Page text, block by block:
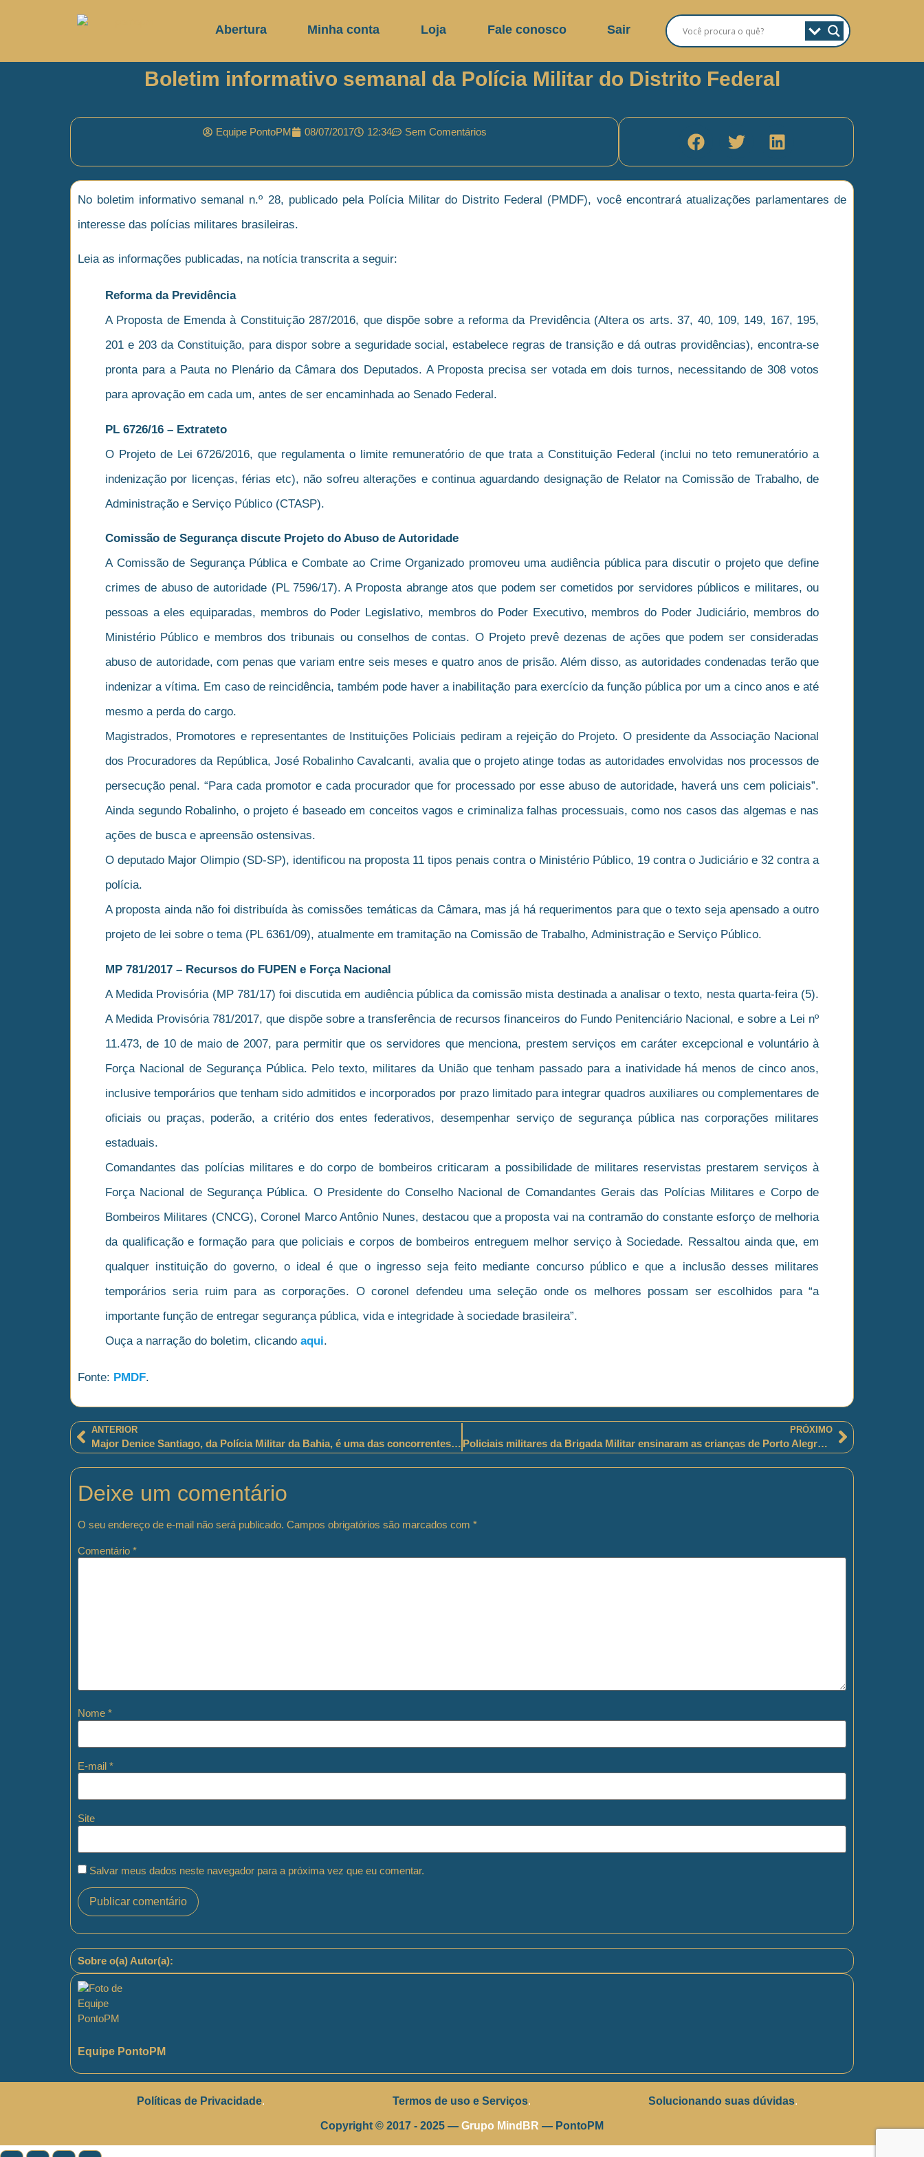
Abertura Minha conta Loja Fale conosco Sair
Boletim informativo semanal da Polícia Militar do Distrito Federal
Equipe PontoPM 08/07/2017 12:34 Sem Comentários
No boletim informativo semanal n.º 28, publicado pela Polícia Militar do Distrito Federal (PMDF), você encontrará atualizações parlamentares de
interesse das polícias militares brasileiras.
Leia as informações publicadas, na notícia transcrita a seguir:
Reforma da Previdência
A Proposta de Emenda à Constituição 287/2016, que dispõe sobre a reforma da Previdência (Altera os arts. 37, 40, 109, 149, 167, 195,
201 e 203 da Constituição, para dispor sobre a seguridade social, estabelece regras de transição e dá outras providências), encontra-se
pronta para a Pauta no Plenário da Câmara dos Deputados. A Proposta precisa ser votada em dois turnos, necessitando de 308 votos
para aprovação em cada um, antes de ser encaminhada ao Senado Federal.
PL 6726/16 – Extrateto
O Projeto de Lei 6726/2016, que regulamenta o limite remuneratório de que trata a Constituição Federal (inclui no teto remuneratório a
indenização por licenças, férias etc), não sofreu alterações e continua aguardando designação de Relator na Comissão de Trabalho, de
Administração e Serviço Público (CTASP).
Comissão de Segurança discute Projeto do Abuso de Autoridade
A Comissão de Segurança Pública e Combate ao Crime Organizado promoveu uma audiência pública para discutir o projeto que define
crimes de abuso de autoridade (PL 7596/17). A Proposta abrange atos que podem ser cometidos por servidores públicos e militares, ou
pessoas a eles equiparadas, membros do Poder Legislativo, membros do Poder Executivo, membros do Poder Judiciário, membros do
Ministério Público e membros dos tribunais ou conselhos de contas. O Projeto prevê dezenas de ações que podem ser consideradas
abuso de autoridade, com penas que variam entre seis meses e quatro anos de prisão. Além disso, as autoridades condenadas terão que
indenizar a vítima. Em caso de reincidência, também pode haver a inabilitação para exercício da função pública por um a cinco anos e até
mesmo a perda do cargo.
Magistrados, Promotores e representantes de Instituições Policiais pediram a rejeição do Projeto. O presidente da Associação Nacional
dos Procuradores da República, José Robalinho Cavalcanti, avalia que o projeto atinge todas as autoridades envolvidas nos processos de
persecução penal. “Para cada promotor e cada procurador que for processado por esse abuso de autoridade, haverá uns cem policiais”.
Ainda segundo Robalinho, o projeto é baseado em conceitos vagos e criminaliza falhas processuais, como nos casos das algemas e nas
ações de busca e apreensão ostensivas.
O deputado Major Olimpio (SD-SP), identificou na proposta 11 tipos penais contra o Ministério Público, 19 contra o Judiciário e 32 contra a
polícia.
A proposta ainda não foi distribuída às comissões temáticas da Câmara, mas já há requerimentos para que o texto seja apensado a outro
projeto de lei sobre o tema (PL 6361/09), atualmente em tramitação na Comissão de Trabalho, Administração e Serviço Público.
MP 781/2017 – Recursos do FUPEN e Força Nacional
A Medida Provisória (MP 781/17) foi discutida em audiência pública da comissão mista destinada a analisar o texto, nesta quarta-feira (5).
A Medida Provisória 781/2017, que dispõe sobre a transferência de recursos financeiros do Fundo Penitenciário Nacional, e sobre a Lei nº
11.473, de 10 de maio de 2007, para permitir que os servidores que menciona, prestem serviços em caráter excepcional e voluntário à
Força Nacional de Segurança Pública. Pelo texto, militares da União que tenham passado para a inatividade há menos de cinco anos,
inclusive temporários que tenham sido admitidos e incorporados por prazo limitado para integrar quadros auxiliares ou complementares de
oficiais ou praças, poderão, a critério dos entes federativos, desempenhar serviço de segurança pública nas corporações militares
estaduais.
Comandantes das polícias militares e do corpo de bombeiros criticaram a possibilidade de militares reservistas prestarem serviços à
Força Nacional de Segurança Pública. O Presidente do Conselho Nacional de Comandantes Gerais das Polícias Militares e Corpo de
Bombeiros Militares (CNCG), Coronel Marco Antônio Nunes, destacou que a proposta vai na contramão do constante esforço de melhoria
da qualificação e formação para que policiais e corpos de bombeiros entreguem melhor serviço à Sociedade. Ressaltou ainda que, em
qualquer instituição do governo, o ideal é que o ingresso seja feito mediante concurso público e que a inclusão desses militares
temporários seria ruim para as corporações. O coronel defendeu uma seleção onde os melhores possam ser escolhidos para “a
importante função de entregar segurança pública, vida e integridade à sociedade brasileira”.
Ouça a narração do boletim, clicando aqui.
Fonte: PMDF.
ANTERIOR
Major Denice Santiago, da Polícia Militar da Bahia, é uma das concorrentes da “22ª edição do prêmio CLAUDIA”
PRÓXIMO
Policiais militares da Brigada Militar ensinaram as crianças de Porto Alegre “a importância de dizer sim a uma vida saudável”
Deixe um comentário
O seu endereço de e-mail não será publicado. Campos obrigatórios são marcados com *
Comentário *
Nome *
E-mail *
Site
Salvar meus dados neste navegador para a próxima vez que eu comentar.
Sobre o(a) Autor(a):
Equipe PontoPM
Políticas de Privacidade. Termos de uso e Serviços. Solucionando suas dúvidas.
Copyright © 2017 - 2025 — Grupo MindBR — PontoPM